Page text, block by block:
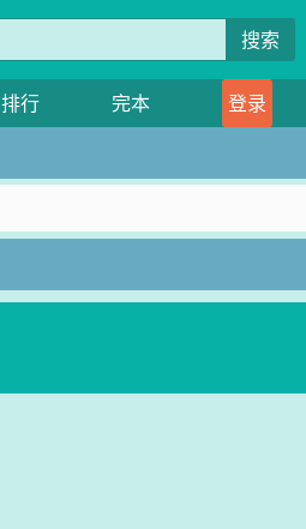
搜索
排行 完本 登录